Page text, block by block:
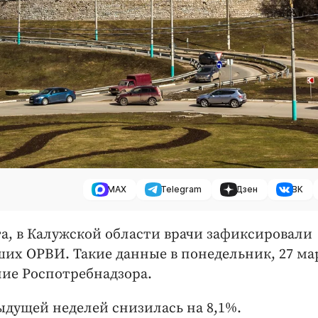
MAX Telegram Дзен ВК
в Калужской области врачи зафиксировали
ОРВИ. Такие данные в понедельник, 27
Роспотребнадзора.
неделей снизилась на 8,1%.